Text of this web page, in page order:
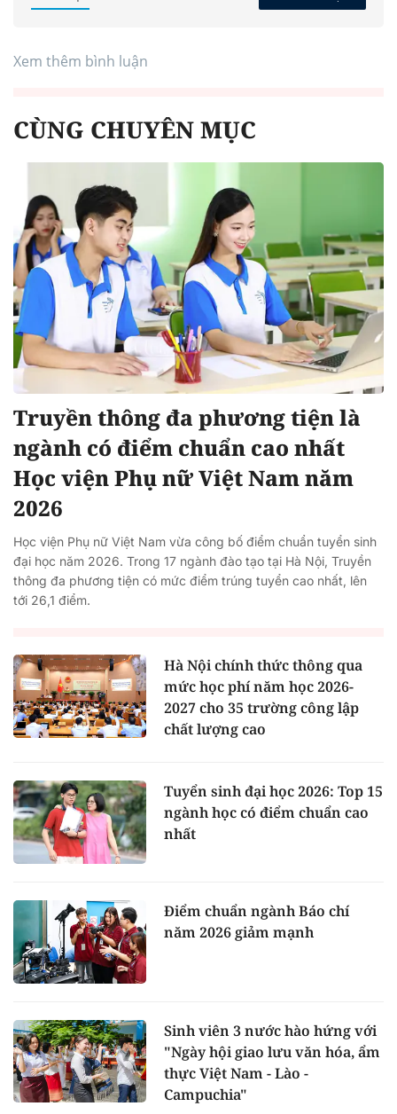
Xem thêm bình luận
CÙNG CHUYÊN MỤC
Truyền thông đa phương tiện là
ngành có điểm chuẩn cao nhất
Học viện Phụ nữ Việt Nam năm
2026
Học viện Phụ nữ Việt Nam vừa công bố điểm chuẩn tuyển sinh
đại học năm 2026. Trong 17 ngành đào tạo tại Hà Nội, Truyền
thông đa phương tiện có mức điểm trúng tuyển cao nhất, lên
tới 26,1 điểm.
Hà Nội chính thức thông qua
mức học phí năm học 2026-
2027 cho 35 trường công lập
chất lượng cao
Tuyển sinh đại học 2026: Top 15
ngành học có điểm chuẩn cao
nhất
Điểm chuẩn ngành Báo chí
năm 2026 giảm mạnh
Sinh viên 3 nước hào hứng với
"Ngày hội giao lưu văn hóa, ẩm
thực Việt Nam - Lào -
Campuchia"